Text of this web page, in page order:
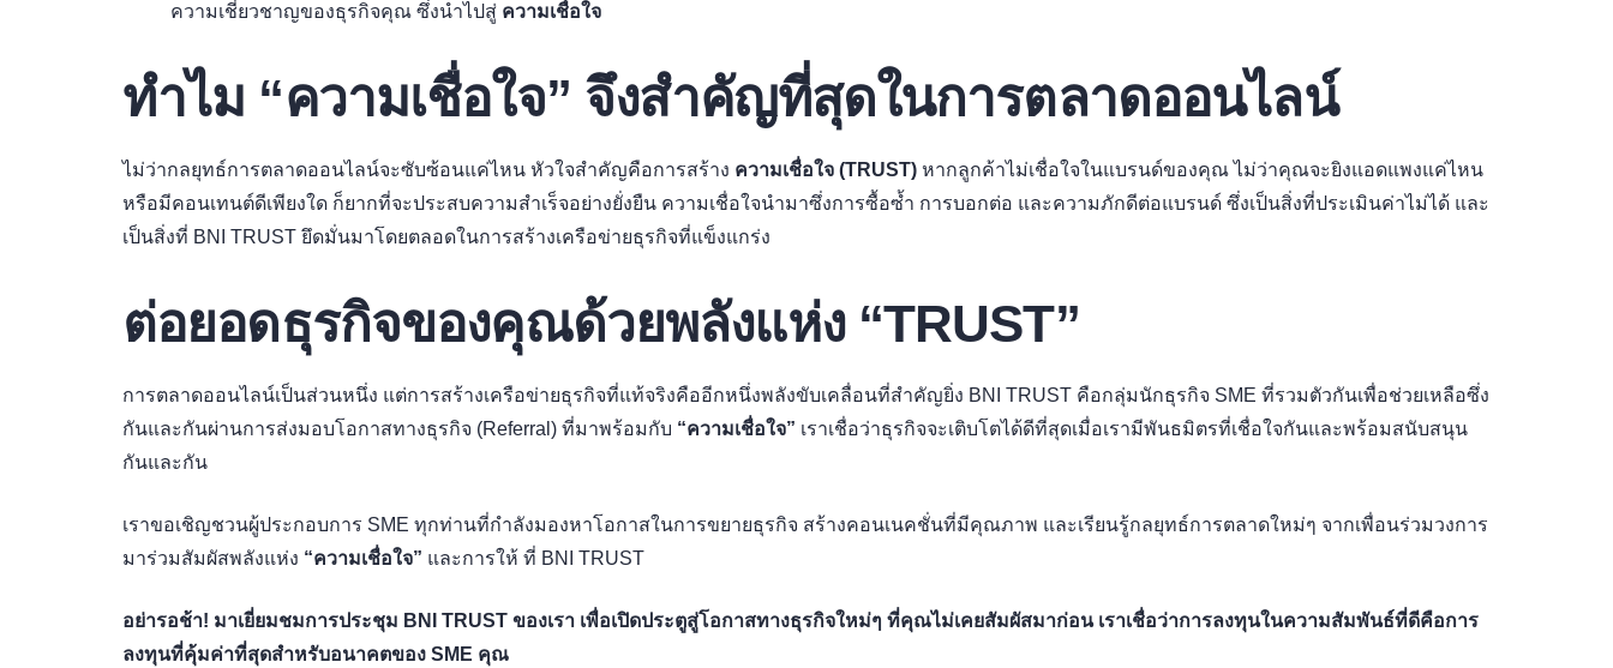
ความเชี่ยวชาญของธุรกิจคุณ ซึ่งนำไปสู่ ความเชื่อใจ
ทำไม “ความเชื่อใจ” จึงสำคัญที่สุดในการตลาดออนไลน์
ไม่ว่ากลยุทธ์การตลาดออนไลน์จะซับซ้อนแค่ไหน หัวใจสำคัญคือการสร้าง ความเชื่อใจ (TRUST) หากลูกค้าไม่เชื่อใจในแบรนด์ของคุณ ไม่ว่าคุณจะยิงแอดแพงแค่ไหน
หรือมีคอนเทนต์ดีเพียงใด ก็ยากที่จะประสบความสำเร็จอย่างยั่งยืน ความเชื่อใจนำมาซึ่งการซื้อซ้ำ การบอกต่อ และความภักดีต่อแบรนด์ ซึ่งเป็นสิ่งที่ประเมินค่าไม่ได้ และ
เป็นสิ่งที่ BNI TRUST ยึดมั่นมาโดยตลอดในการสร้างเครือข่ายธุรกิจที่แข็งแกร่ง
ต่อยอดธุรกิจของคุณด้วยพลังแห่ง “TRUST”
การตลาดออนไลน์เป็นส่วนหนึ่ง แต่การสร้างเครือข่ายธุรกิจที่แท้จริงคืออีกหนึ่งพลังขับเคลื่อนที่สำคัญยิ่ง BNI TRUST คือกลุ่มนักธุรกิจ SME ที่รวมตัวกันเพื่อช่วยเหลือซึ่ง
กันและกันผ่านการส่งมอบโอกาสทางธุรกิจ (Referral) ที่มาพร้อมกับ “ความเชื่อใจ” เราเชื่อว่าธุรกิจจะเติบโตได้ดีที่สุดเมื่อเรามีพันธมิตรที่เชื่อใจกันและพร้อมสนับสนุน
กันและกัน
เราขอเชิญชวนผู้ประกอบการ SME ทุกท่านที่กำลังมองหาโอกาสในการขยายธุรกิจ สร้างคอนเนคชั่นที่มีคุณภาพ และเรียนรู้กลยุทธ์การตลาดใหม่ๆ จากเพื่อนร่วมวงการ
มาร่วมสัมผัสพลังแห่ง “ความเชื่อใจ” และการให้ ที่ BNI TRUST
อย่ารอช้า! มาเยี่ยมชมการประชุม BNI TRUST ของเรา เพื่อเปิดประตูสู่โอกาสทางธุรกิจใหม่ๆ ที่คุณไม่เคยสัมผัสมาก่อน เราเชื่อว่าการลงทุนในความสัมพันธ์ที่ดีคือการ
ลงทุนที่คุ้มค่าที่สุดสำหรับอนาคตของ SME คุณ